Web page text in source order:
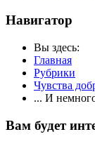
Навигатор
Вы здесь:
Главная
Рубрики
Чувства
... И
Вам будет